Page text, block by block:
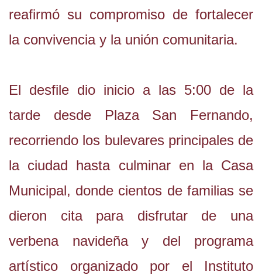
reafirmó su compromiso de fortalecer
la convivencia y la unión comunitaria.
El desfile dio inicio a las 5:00 de la
tarde desde Plaza San Fernando,
recorriendo los bulevares principales de
la ciudad hasta culminar en la Casa
Municipal, donde cientos de familias se
dieron cita para disfrutar de una
verbena navideña y del programa
artístico organizado por el Instituto